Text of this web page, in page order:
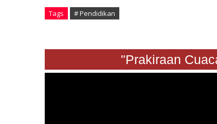
Tags # Pendidikan
"Prakiraan Cuaca